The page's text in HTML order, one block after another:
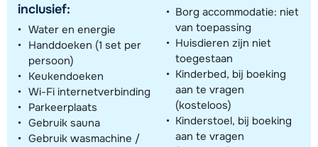
inclusief:
Water en energie
Handdoeken (1 set per
persoon)
Keukendoeken
Wi-Fi internetverbinding
Parkeerplaats
Gebruik sauna
Gebruik wasmachine /
Borg accommodatie: niet
van toepassing
Huisdieren zijn niet
toegestaan
Kinderbed, bij boeking
aan te vragen
(kosteloos)
Kinderstoel, bij boeking
aan te vragen